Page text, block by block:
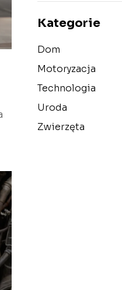
Kategorie
Dom
Motoryzacja
Technologia
Uroda
Zwierzęta